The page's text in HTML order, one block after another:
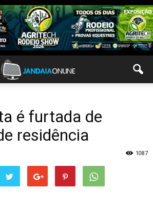
é furtada de
residência
1087